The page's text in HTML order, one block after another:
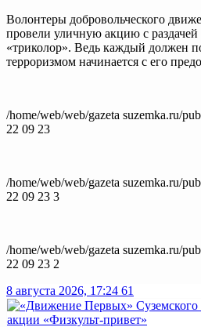
Волонтеры добровольческого
провели уличную акцию с раздачей
«триколор». Ведь каждый должен
терроризмом начинается с его
/home/web/web/gazeta suzemka.ru/
22 09 23
/home/web/web/gazeta suzemka.ru/
22 09 23 3
/home/web/web/gazeta suzemka.ru/
22 09 23 2
8 августа 2026, 17:24 61